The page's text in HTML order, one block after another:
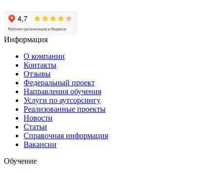
Информация
О компании
Контакты
Отзывы
Федеральный проект
Направления обучения
Услуги по аутсорсингу
Реализованные проекты
Новости
Статьи
Справочная информация
Вакансии
Обучение